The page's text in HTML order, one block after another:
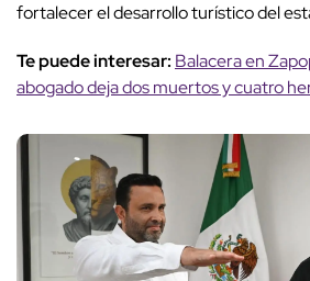
fortalecer el desarrollo turístico del
Te puede interesar: Balacera en
abogado deja dos muertos y cuatro